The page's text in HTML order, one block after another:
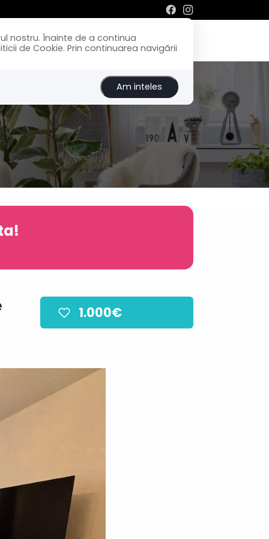
nostru. Înainte de a continua
de Cookie. Prin continuarea navigării
Am inteles
Inchirieri Despre noi
1.000€